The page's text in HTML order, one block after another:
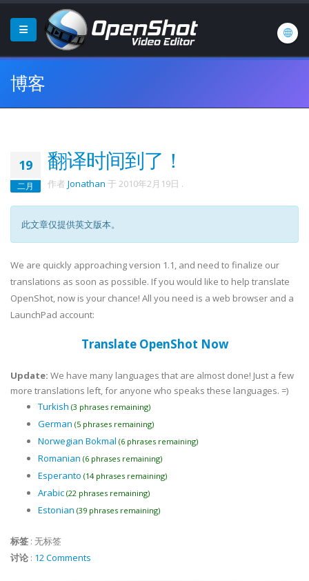
博客
19
二月
翻译时间到了！
作者 Jonathan 于 2010年2月19日 .
此文章仅提供英文版本。
We are quickly approaching version 1.1, and need to finalize our
translations as soon as possible. If you would like to help translate
OpenShot, now is your chance! All you need is a web browser and a
LaunchPad account:
Translate OpenShot Now
Update: We have many languages that are almost done! Just a few
more translations left, for anyone who speaks these languages. =)
Turkish (3 phrases remaining)
German (5 phrases remaining)
Norwegian Bokmal (6 phrases remaining)
Romanian (6 phrases remaining)
Esperanto (14 phrases remaining)
Arabic (22 phrases remaining)
Estonian (39 phrases remaining)
标签 : 无标签
讨论 : 12 Comments